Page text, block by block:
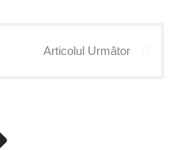
Articolul Următor